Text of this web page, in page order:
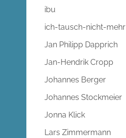
ibu
ich-tausch-nicht-mehr
Jan Philipp Dapprich
Jan-Hendrik Cropp
Johannes Berger
Johannes Stockmeier
Jonna Klick
Lars Zimmermann